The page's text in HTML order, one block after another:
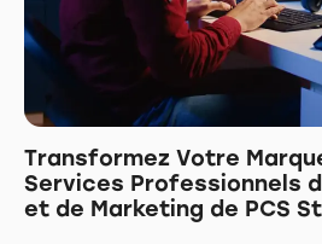
Transformez Votre
Services Professionnels
et de Marketing de PCS